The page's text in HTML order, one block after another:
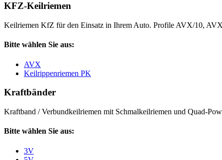
KFZ-Keilriemen
Keilriemen KfZ für den Einsatz in Ihrem Auto. Profile AVX/10,
Bitte wählen Sie aus:
AVX
Keilrippenriemen PK
Kraftbänder
Kraftband / Verbundkeilriemen mit Schmalkeilriemen und Quad-
Bitte wählen Sie aus:
3V